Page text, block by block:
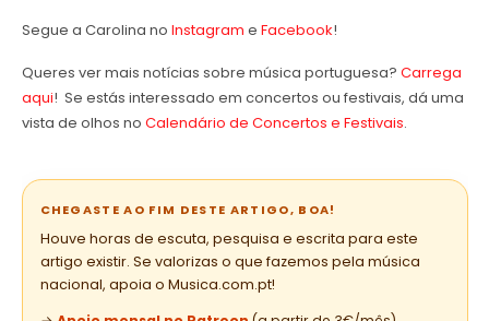
Segue a Carolina no Instagram e Facebook!
Queres ver mais notícias sobre música portuguesa? Carrega
aqui! Se estás interessado em concertos ou festivais, dá uma
vista de olhos no Calendário de Concertos e Festivais.
CHEGASTE AO FIM DESTE ARTIGO, BOA!
Houve horas de escuta, pesquisa e escrita para este
artigo existir. Se valorizas o que fazemos pela música
nacional, apoia o Musica.com.pt!